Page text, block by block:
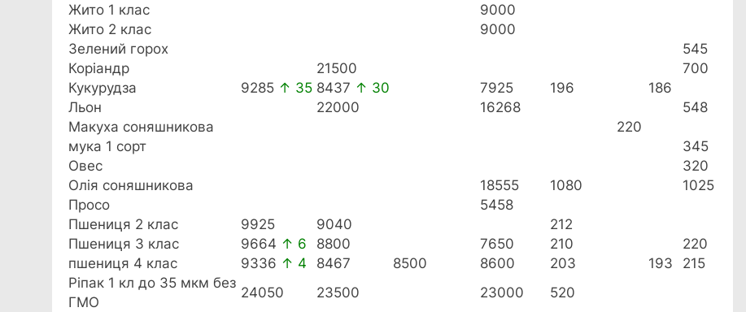
Жито 1 клас
9000
Жито 2 клас
9000
Зелений горох
545
Коріандр
21500
700
Кукурудза
9285 ↑ 35 8437 ↑ 30 7925 196
186
Льон
22000 16268
548
Макуха соняшникова
220
мука 1 сорт
345
Овес
320
Олія соняшникова
18555 1080
1025
Просо
5458
Пшениця 2 клас
9925 9040
212
Пшениця 3 клас
9664 ↑ 6 8800 7650 210
220
пшениця 4 клас
9336 ↑ 4 8467 8500 8600 203 193
215
Ріпак 1 кл до 35 мкм без
ГМО
24050 23500 23000
520